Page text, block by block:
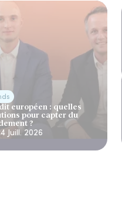
européen : quelles
pour capter du
?
Juill. 2026